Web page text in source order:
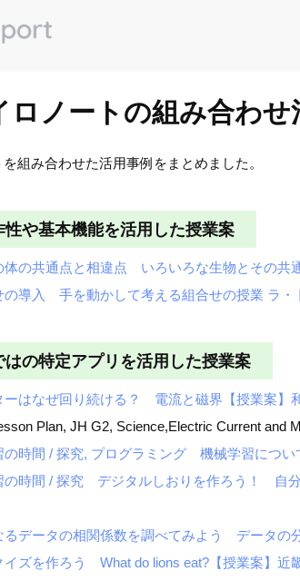
ロノートの組み合わせ
組み合わせた活用事例をまとめました。
や基本機能を活用した授業案
共通点と相違点 いろいろな生物とその共
入 手を動かして考える組合せの授業 ラ・
の特定アプリを活用した授業案
はなぜ回り続ける？ 電流と磁界【授業案】
Plan, JH G2, Science,Electric Current and
時間 / 探究, プログラミング 機械学習につ
時間 / 探究 デジタルしおりを作ろう！ 自
ータの相関係数を調べてみよう データの
ズを作ろう What do lions eat?【授業案】近